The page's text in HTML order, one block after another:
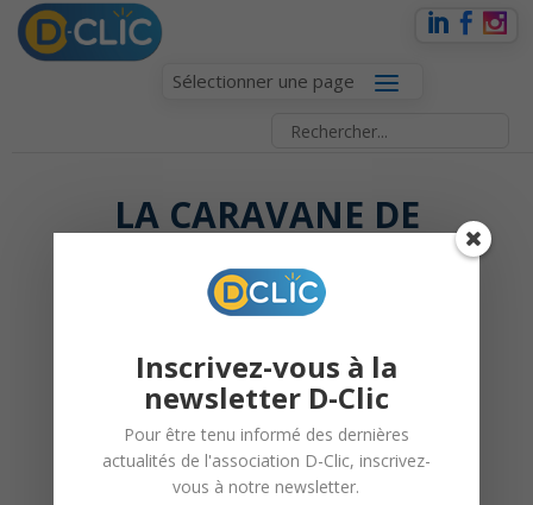
Sélectionner une page
LA CARAVANE DE
ATELIERS CROISÉS
AU COLLÈGE
ERASME
4 juin 2025 |Caravane de
l'orientation
Inscrivez-vous à la
newsletter D-Clic
Pour être tenu informé des dernières
actualités de l'association D-Clic, inscrivez-
vous à notre newsletter.